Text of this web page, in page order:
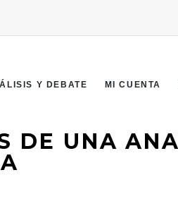
Y DEBATE MI CUENTA
DE UNA